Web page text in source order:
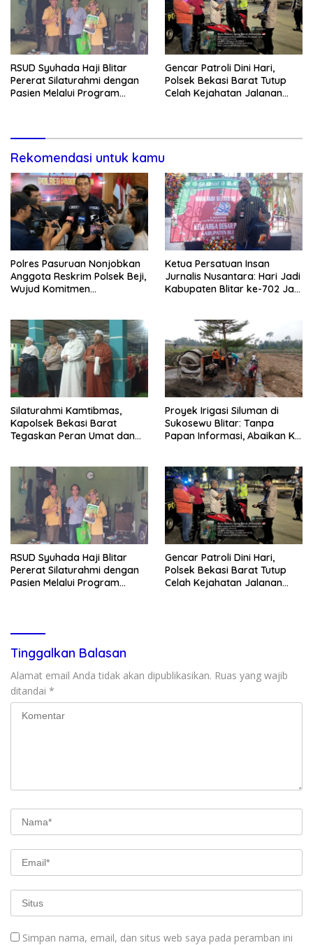
RSUD Syuhada Haji Blitar
Pererat Silaturahmi dengan
Pasien Melalui Program
Gencar Patroli Dini Hari,
Polsek Bekasi Barat Tutup
Celah Kejahatan Jalanan
Rekomendasi untuk kamu
Polres Pasuruan Nonjobkan
Anggota Reskrim Polsek Beji,
Wujud Komitmen
Ketua Persatuan Insan
Jurnalis Nusantara: Hari Jadi
Kabupaten Blitar ke-702 Jadi
Silaturahmi Kamtibmas,
Kapolsek Bekasi Barat
Tegaskan Peran Umat dan
Proyek Irigasi Siluman di
Sukosewu Blitar: Tanpa
Papan Informasi, Abaikan K3,
RSUD Syuhada Haji Blitar
Pererat Silaturahmi dengan
Pasien Melalui Program
Gencar Patroli Dini Hari,
Polsek Bekasi Barat Tutup
Celah Kejahatan Jalanan
Tinggalkan Balasan
Alamat email Anda tidak akan dipublikasikan. Ruas yang wajib
ditandai *
Simpan nama, email, dan situs web saya pada peramban ini